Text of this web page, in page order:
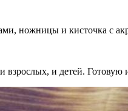
ножницы и кисточка с
и детей.